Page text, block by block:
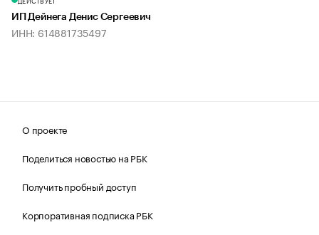
ИП Дейнега Денис Сергеевич
ИНН: 614881735497
О проекте
Поделиться новостью на РБК
Получить пробный доступ
Корпоративная подписка РБК